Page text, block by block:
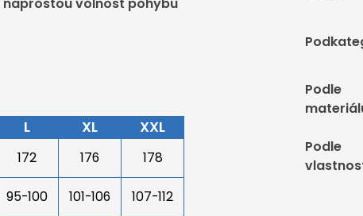
naprostou volnost pohybu
L XL XXL
172 176
178
95-100 101-106
107-112
Podle
Podle